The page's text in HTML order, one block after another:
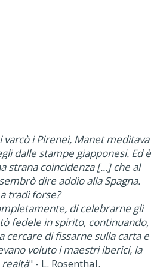
i Pirenei, Manet meditava
dalle stampe giapponesi. Ed è
strana coincidenza [...] che al
dire addio alla Spagna.
tradì forse?
di celebrarne gli
fedele in spirito, continuando,
cercare di fissarne sulla carta e
voluto i maestri iberici, la
" - L. Rosenthal.